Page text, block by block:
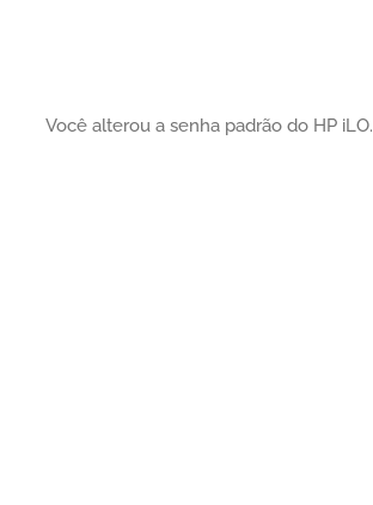
Você alterou a senha padrão do HP iLO.